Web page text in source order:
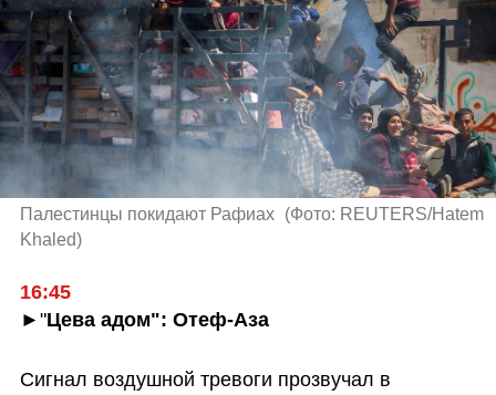
Палестинцы покидают Рафиах (Фото: REUTERS/Hatem
Khaled)
16:45
► "Цева адом": Отеф-Аза
Сигнал воздушной тревоги прозвучал в